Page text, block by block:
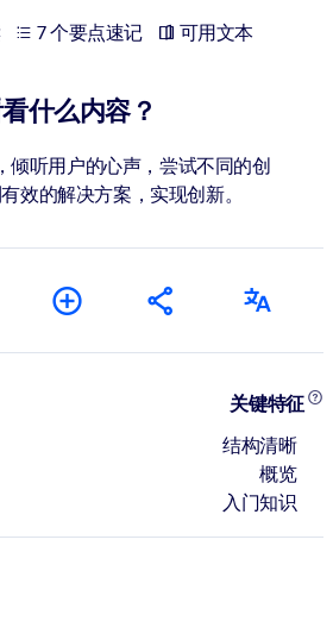
7 个要点速记 可用文本
什么内容？
倾听用户的心声，尝试不同的创
效的解决方案，实现创新。
关键特征
结构清晰
概览
入门知识